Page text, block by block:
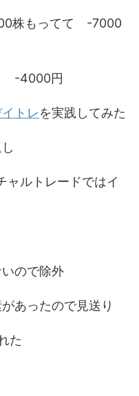
株もってて -7000
-4000円
トレを実践してみた
ャルトレードではイ
ので除外
あったので見送り
た